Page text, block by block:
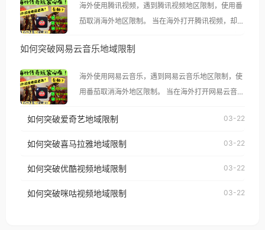
海外使用腾讯视频，遇到腾讯视频地区限制，使用番
茄取消海外地区限制。 当在海外打开腾讯视频，却突
示语。 海外用户如香港、澳门、台湾、美国、加拿
像其他音乐平台一样，出现地区及版权限制问题，且
仅能在中国大陆地区播放。 遇到这个问题的朋友们，
台湾、美国、加拿大、澳大利亚、欧洲等国家和地区
权限制所困扰。
如何突破网易云音乐地域限制
海外使用网易云音乐，遇到网易云音乐地区限制，使
用番茄取消海外地区限制。 当在海外打开网易云音
播放”的提示语。 海外用户如香港、澳门、台湾、美
制问题，且仅能在中国大陆地区播放。 遇到这个问题
户收听网易云音乐地区版权限制」的问题，无论人在
如何突破爱奇艺地域限制 03-22
如何突破喜马拉雅地域限制 03-22
如何突破优酷视频地域限制 03-22
如何突破咪咕视频地域限制 03-22